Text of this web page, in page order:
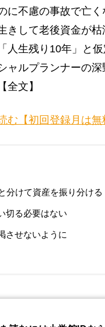
に不慮の事故で亡
きして老後資金が
人生残り10年」と
ャルプランナーの
全文】
む【初回登録月は無
分けて資産を振り分ける
切る必要はない
させないように